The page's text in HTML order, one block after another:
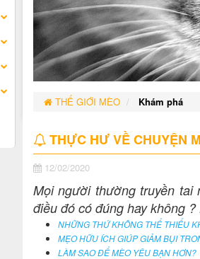
THẾ GIỚI MÈO Khám phá
THỰC HƯ VỀ CHUYỆN
12/02/2020
Mọi người thường truyền tai
điều đó có đúng hay không
NHỮNG THỨ KHÔNG THỂ THIẾU
MẸO HỮU ÍCH GIÚP GIẢM BỤI
LÀM SAO ĐỂ MÈO YÊU BẠN HƠN?